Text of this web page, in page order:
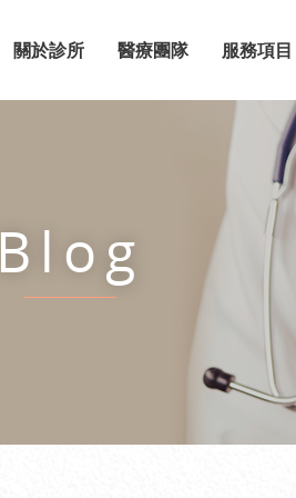
關於診所 醫療團隊 服務項目
Blog